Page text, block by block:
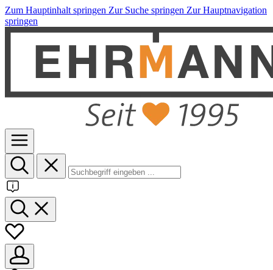
Zum Hauptinhalt springen Zur Suche springen Zur Hauptnavigation
springen